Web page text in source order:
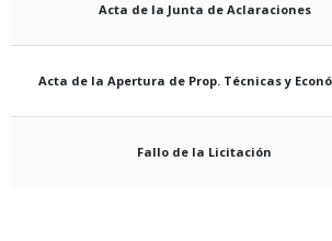
Acta de la Junta de Aclaraciones
Acta de la Apertura de Prop. Técnicas y
Fallo de la Licitación